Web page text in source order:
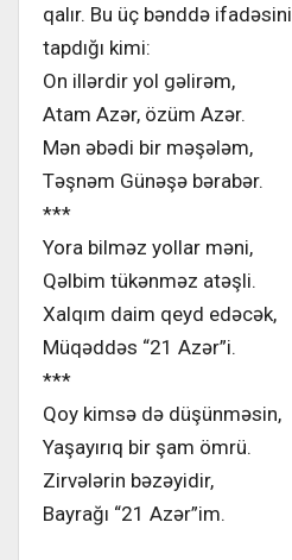
qalır. Bu üç bənddə ifadəsini
tapdığı kimi:
On illərdir yol gəlirəm,
Atam Azər, özüm Azər.
Mən əbədi bir məşələm,
Təşnəm Günəşə bərabər.
***
Yora bilməz yollar məni,
Qəlbim tükənməz atəşli.
Xalqım daim qeyd edəcək,
Müqəddəs “21 Azər”i.
***
Qoy kimsə də düşünməsin,
Yaşayırıq bir şam ömrü.
Zirvələrin bəzəyidir,
Bayrağı “21 Azər”im.